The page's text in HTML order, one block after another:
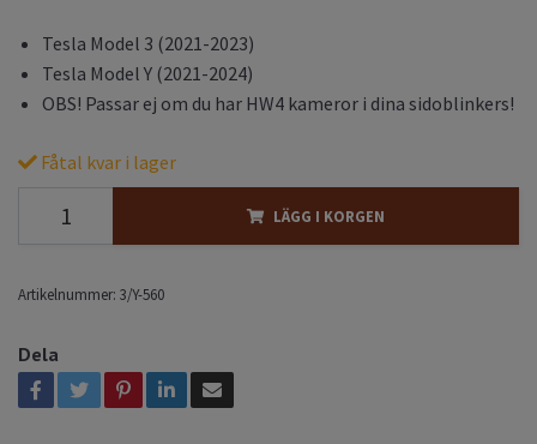
Tesla Model 3 (2021-2023)
Tesla Model Y (2021-2024)
OBS! Passar ej om du har HW4 kameror i dina sidoblinkers!
Fåtal kvar i lager
LÄGG I KORGEN
Artikelnummer: 3/Y-560
Dela